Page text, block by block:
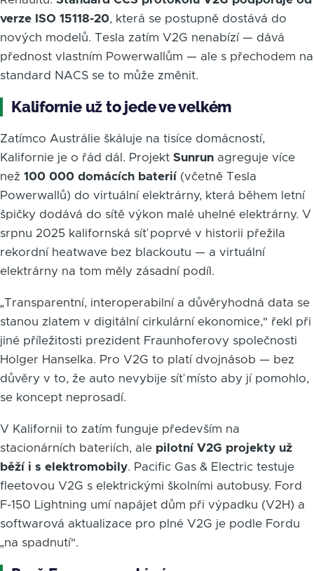
verze ISO 15118-20, která se postupně dostává do
nových modelů. Tesla zatím V2G nenabízí — dává
přednost vlastním Powerwallům — ale s přechodem na
standard NACS se to může změnit.
Kalifornie už to jede ve velkém
Zatímco Austrálie škáluje na tisíce domácností,
Kalifornie je o řád dál. Projekt Sunrun agreguje více
než 100 000 domácích baterií (včetně Tesla
Powerwallů) do virtuální elektrárny, která během letní
špičky dodává do sítě výkon malé uhelné elektrárny. V
srpnu 2025 kalifornská síť poprvé v historii přežila
rekordní heatwave bez blackoutu — a virtuální
elektrárny na tom měly zásadní podíl.
„Transparentní, interoperabilní a důvěryhodná data se
stanou zlatem v digitální cirkulární ekonomice," řekl při
jiné příležitosti prezident Fraunhoferovy společnosti
Holger Hanselka. Pro V2G to platí dvojnásob — bez
důvěry v to, že auto nevybije síť místo aby jí pomohlo,
se koncept neprosadí.
V Kalifornii to zatím funguje především na
stacionárních bateriích, ale pilotní V2G projekty už
běží i s elektromobily. Pacific Gas & Electric testuje
fleetovou V2G s elektrickými školními autobusy. Ford
F-150 Lightning umí napájet dům při výpadku (V2H) a
softwarová aktualizace pro plné V2G je podle Fordu
„na spadnutí".